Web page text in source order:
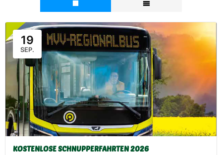
19
SEP.
KOSTENLOSE SCHNUPPERFAHRTEN 2026